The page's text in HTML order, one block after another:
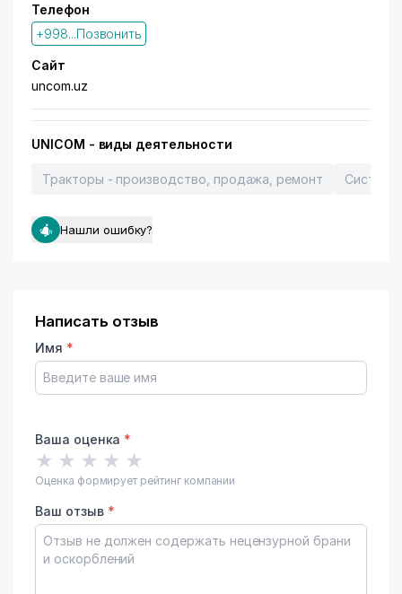
Телефон
+998...Позвонить
Сайт
uncom.uz
UNICOM - виды деятельности
Тракторы - производство, продажа, ремонт Системы
Нашли ошибку?
Написать отзыв
Имя *
Ваша оценка *
★ ★ ★ ★ ★
Оценка формирует рейтинг компании
Ваш отзыв *